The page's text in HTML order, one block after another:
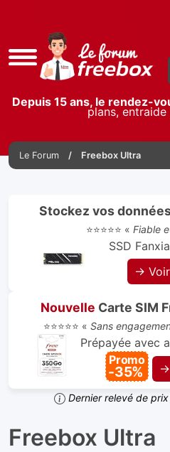
Accès
rapide
Depuis 15 ans, le rendez-
plans,
Le Forum Freebox Ultra
Stockez vos
⭐⭐⭐⭐⭐ « Fiable
SSD
→
Nouvelle Carte SIM
⭐⭐⭐⭐⭐ « Sans
Prépayée avec
Promo
-35% →
Dernier relevé de
Freebox Ultra